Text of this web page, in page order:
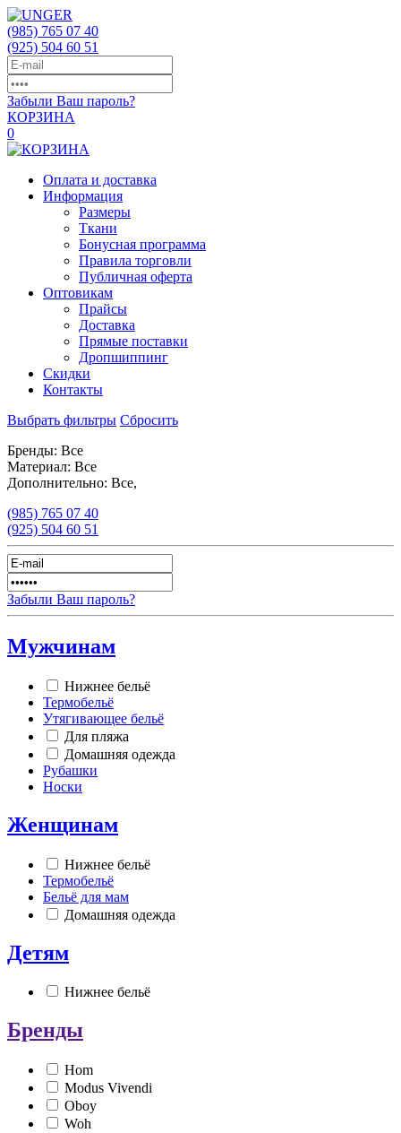
(985) 765 07 40
(925) 504 60 51
Забыли Ваш пароль?
КОРЗИНА
0
Оплата и доставка
Информация
Размеры
Ткани
Бонусная программа
Правила торговли
Публичная оферта
Оптовикам
Прайсы
Доставка
Прямые поставки
Дропшиппинг
Скидки
Контакты
Выбрать фильтры Сбросить
Бренды: Все
Материал: Все
Дополнительно: Все,
(985) 765 07 40
(925) 504 60 51
Забыли Ваш пароль?
Мужчинам
Нижнее бельё
Термобельё
Утягивающее бельё
Для пляжа
Домашняя одежда
Рубашки
Носки
Женщинам
Нижнее бельё
Термобельё
Бельё для мам
Домашняя одежда
Детям
Нижнее бельё
Бренды
Hom
Modus Vivendi
Oboy
Woh